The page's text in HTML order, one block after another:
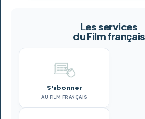
Les services
du Film français
S'abonner
AU FILM FRANÇAIS